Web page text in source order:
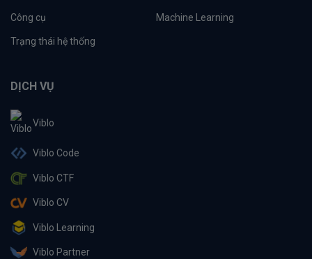
Công cụ Machine Learning
Trạng thái hệ thống
DỊCH VỤ
Viblo
Viblo Code
Viblo CTF
Viblo CV
Viblo Learning
Viblo Partner